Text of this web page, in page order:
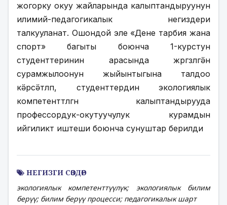
жогорку окуу жайларында калыптандыруунун
илимий-педагогикалык негиздери
талкууланат. Ошондой эле «Дене тарбия жана
спорт» багыты боюнча 1-курстун
студенттеринин арасында жүргүзүлгӛн
сурамжылоонун жыйынтыгына талдоо
кӛрсӛтүлүп, студенттердин экологиялык
компетенттүүлүгүн калыптандырууда
профессордук-окутуучулук курамдын
ийгиликтүү иштеши боюнча сунуштар берилди
НЕГИЗГИ СӨЗДӨР
экологиялык компетенттүүлүк; экологиялык билим
берүү; билим берүү процесси; педагогикалык шарт